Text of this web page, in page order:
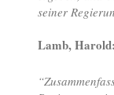
seiner
Lamb,